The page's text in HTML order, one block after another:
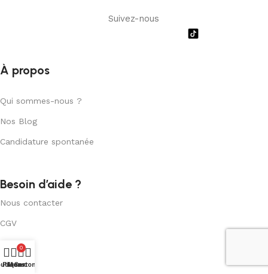
Suivez-nous
À propos
Qui sommes-nous ?
Nos Blog
Candidature spontanée
Besoin d’aide ?
Nous contacter
CGV
FAQs
Filters
0
Cart
Mon compte